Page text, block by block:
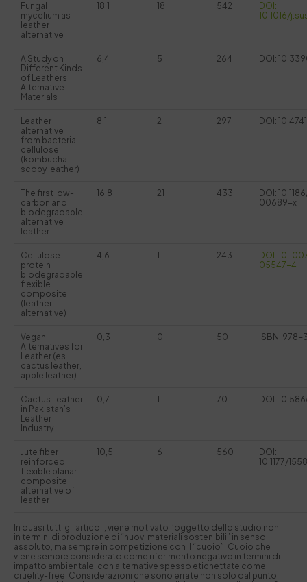
Fungal
mycelium as
leather
alternative
18,1 18 542
DOI:
10.1016/
A Study on
Different Kinds
of Leathers
Alternative
Materials
6,4 5 264 DOI:
Leather
alternative
from bacterial
cellulose
(kombucha
scoby leather)
8,1 2 297 DOI:
The first low-
carbon and
biodegradable
alternative
leather
16,8 21 433
DOI:
00689-x
Cellulose-
protein
biodegradable
flexible
composite
(leather
alternative)
4,6 1 243
DOI:
05547-4
Vegan
Alternatives for
Leather (es.
cactus leather,
apple leather)
0,3 0 50 ISBN:
Cactus Leather
in Pakistan’s
Leather
Industry
0,7 1 70 DOI:
Jute fiber
reinforced
flexible planar
composite
alternative of
leather
10,5 6 560
DOI:
10.1177/
In quasi tutti gli articoli, viene motivato l’oggetto dello studio non
in termini di produzione di “nuovi materiali sostenibili” in senso
assoluto, ma sempre in competizione con il “cuoio”. Cuoio che
viene sempre considerato come riferimento negativo in termini di
impatto ambientale, con alternative spesso etichettate come
cruelity-free. Considerazioni che sono errate non solo dal punto